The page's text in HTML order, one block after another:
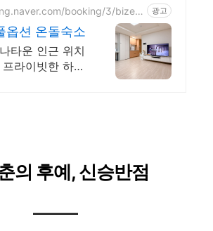
요.
booking/3/bizes/
광고
옵션 온돌숙소
타운 인근 위치
라이빗한 하이
의 후예, 신승반점